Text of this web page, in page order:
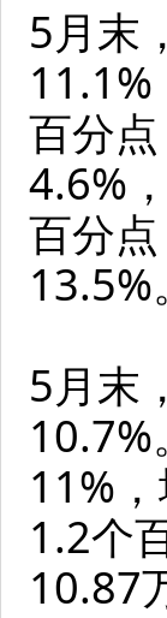
5月末
百分
4.6%
百分
5月末
11%
1.2个
10.87